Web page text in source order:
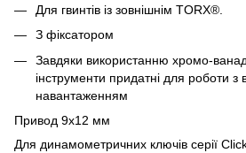
Для гвинтів із зовнішнім TORX®.
З фіксатором
Завдяки використанню хромо-
інструменти придатні для роботи з
навантаженням
Привод 9x12 мм
Для динамометричних ключів серії